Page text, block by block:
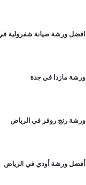
افضل ورشة صيانة شفرولية
ورشة مازدا في جدة
ورشة رنج روفر في الرياض
أفضل ورشة أودي في الرياض